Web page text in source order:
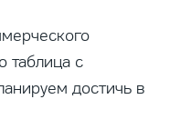
таблица с
достичь в